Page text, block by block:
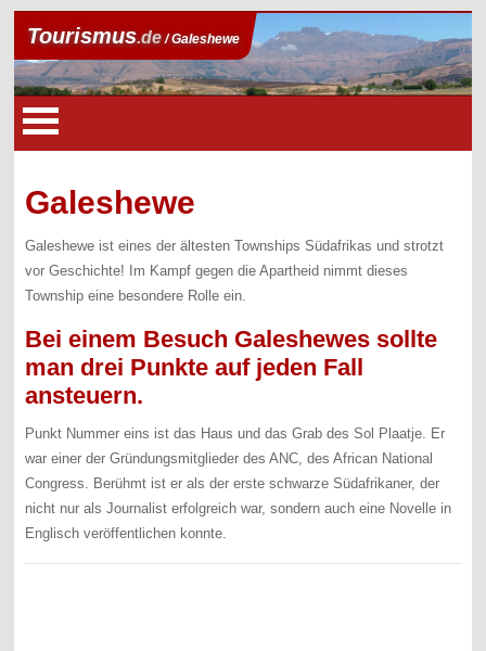
Tourismus.de/ Galeshewe
Galeshewe
Galeshewe ist eines der ältesten Townships Südafrikas und strotzt
vor Geschichte! Im Kampf gegen die Apartheid nimmt dieses
Township eine besondere Rolle ein.
Bei einem Besuch Galeshewes sollte
man drei Punkte auf jeden Fall
ansteuern.
Punkt Nummer eins ist das Haus und das Grab des Sol Plaatje. Er
war einer der Gründungsmitglieder des ANC, des African National
Congress. Berühmt ist er als der erste schwarze Südafrikaner, der
nicht nur als Journalist erfolgreich war, sondern auch eine Novelle in
Englisch veröffentlichen konnte.